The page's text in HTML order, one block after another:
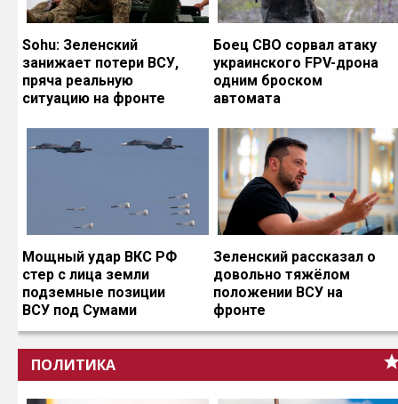
Sohu: Зеленский
занижает потери ВСУ,
пряча реальную
ситуацию на фронте
Боец СВО сорвал атаку
украинского FPV-дрона
одним броском
автомата
Мощный удар ВКС РФ
стер с лица земли
подземные позиции
ВСУ под Сумами
Зеленский рассказал о
довольно тяжёлом
положении ВСУ на
фронте
ПОЛИТИКА